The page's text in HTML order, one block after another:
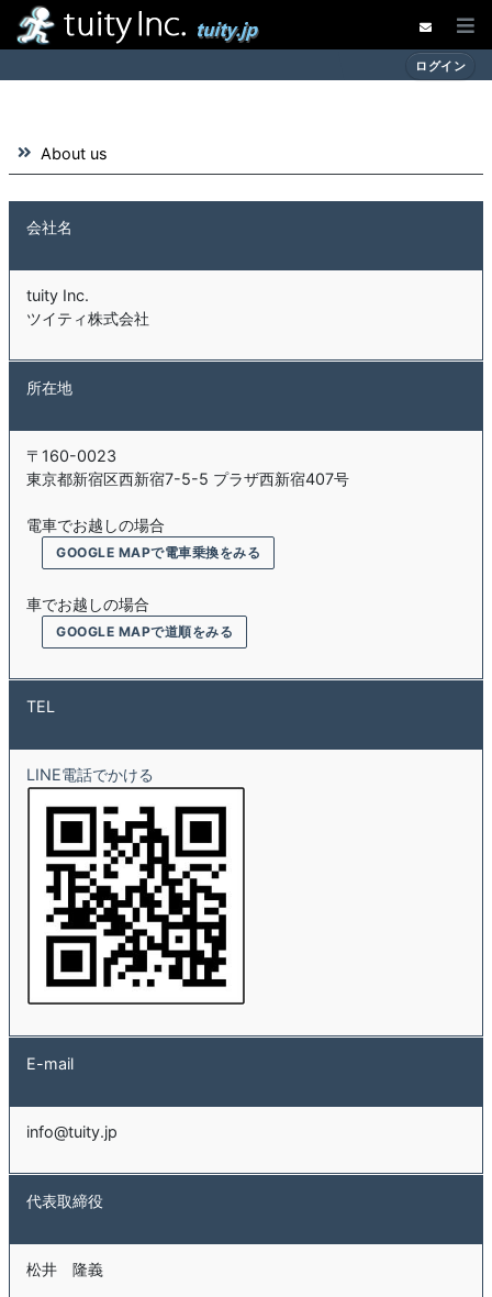
コンテンツにスキップする
ログイン
About us
会社名
tuity Inc.
ツイティ株式会社
所在地
〒160-0023
東京都新宿区西新宿7-5-5 プラザ西新宿407号
電車でお越しの場合
GOOGLE MAPで電車乗換をみる
車でお越しの場合
GOOGLE MAPで道順をみる
TEL
LINE電話でかける
E-mail
info@tuity.jp
代表取締役
松井 隆義
TOP
Web System